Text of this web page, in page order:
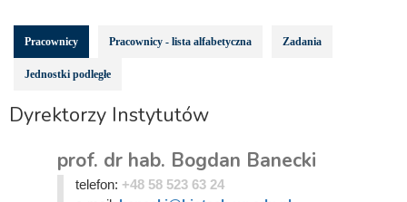
Pracownicy Pracownicy - lista alfabetyczna Zadania
Jednostki podległe
Dyrektorzy Instytutów
prof. dr hab. Bogdan Banecki
telefon: +48 58 523 63 24